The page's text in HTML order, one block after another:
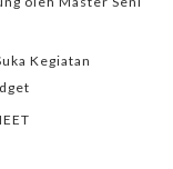
Kegiatan